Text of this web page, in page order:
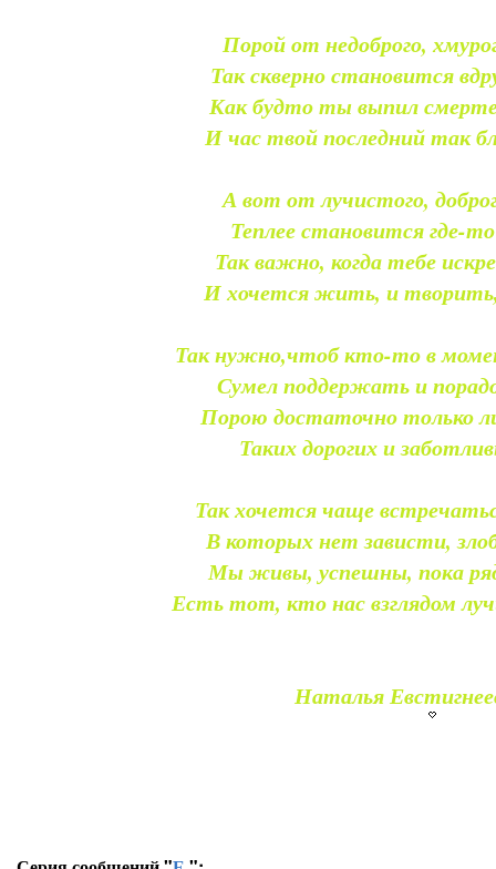
Порой от недоброго,
Так скверно становится
Как будто ты выпил
И час твой последний так
А вот от лучистого,
Теплее становится где-
Так важно, когда тебе
И хочется жить, и
Так нужно,чтоб кто-то в
Сумел поддержать и
Порою достаточно только
Таких дорогих и
Так хочется чаще
В которых нет зависти,
Мы живы, успешны, пока
Есть тот, кто нас взглядом
Наталья